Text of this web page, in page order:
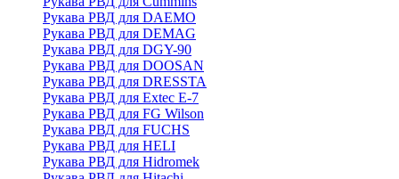
Рукава РВД для DAEMO
Рукава РВД для DEMAG
Рукава РВД для DGY-90
Рукава РВД для DOOSAN
Рукава РВД для DRESSTA
Рукава РВД для Extec E-7
Рукава РВД для FG Wilson
Рукава РВД для FUCHS
Рукава РВД для HELI
Рукава РВД для Hidromek